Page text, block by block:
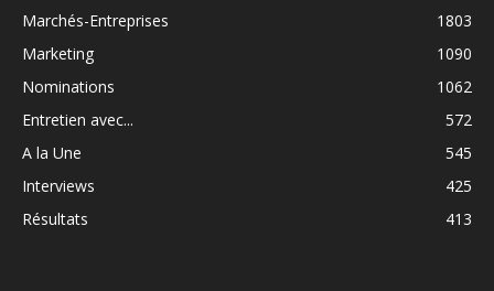
Marchés-Entreprises
1803
Marketing
1090
Nominations
1062
Entretien avec...
572
A la Une
545
Interviews
425
Résultats
413